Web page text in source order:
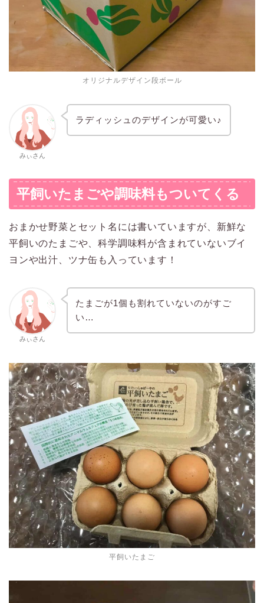
オリジナルデザイン段ボール
みぃさん
ラディッシュのデザインが可愛い♪
平飼いたまごや調味料もついてくる
おまかせ野菜とセット名には書いていますが、新鮮な
平飼いのたまごや、科学調味料が含まれていないブイ
ヨンや出汁、ツナ缶も入っています！
みぃさん
たまごが1個も割れていないのがすご
い…
平飼いたまご